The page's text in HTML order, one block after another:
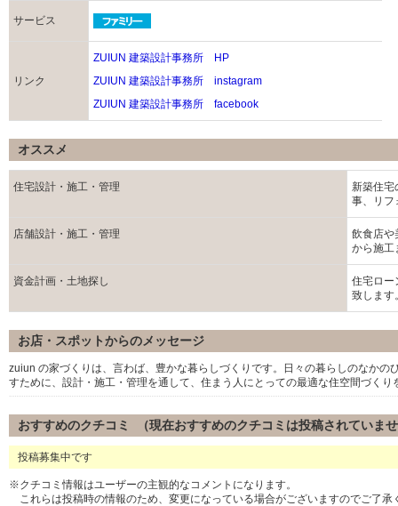
サービス
リンク
ZUIUN 建築設計事務所 HP
ZUIUN 建築設計事務所 instagram
ZUIUN 建築設計事務所 facebook
オススメ
住宅設計・施工・管理
新築住宅
事、リフ
店舗設計・施工・管理
飲食店や
から施工
資金計画・土地探し
住宅ロー
致します
お店・スポットからのメッセージ
zuiun の家づくりは、言わば、豊かな暮らしづくりです。日々の暮らしのなか
すために、設計・施工・管理を通して、住まう人にとっての最適な住空間づくり
おすすめのクチコミ （現在おすすめのクチコミは投稿されていま
投稿募集中です
※クチコミ情報はユーザーの主観的なコメントになります。
これらは投稿時の情報のため、変更になっている場合がございますのでご了承